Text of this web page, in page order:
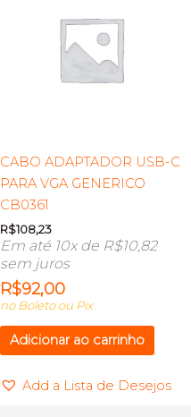
CABO ADAPTADOR USB-C
PARA VGA GENERICO
CB0361
R$108,23
Em até 10x de R$10,82
sem juros
R$92,00
no Boleto ou Pix
Adicionar ao carrinho
Add a Lista de Desejos